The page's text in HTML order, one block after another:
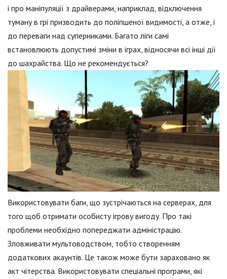
і про маніпуляції з драйверами, наприклад, відключення
туману в грі призводить до поліпшеної видимості, а отже, і
до переваги над суперниками. Багато ліги самі
встановлюють допустимі зміни в іграх, відносячи всі інші дії
до шахрайства. Що не рекомендується?
Використовувати баги, що зустрічаються на серверах, для
того щоб отримати особисту ігрову вигоду. Про такі
проблеми необхідно попереджати адміністрацію.
Зловживати мультоводством, тобто створенням
додаткових акаунтів. Це також може бути зараховано як
акт чітерства. Використовувати спеціальні програми, які